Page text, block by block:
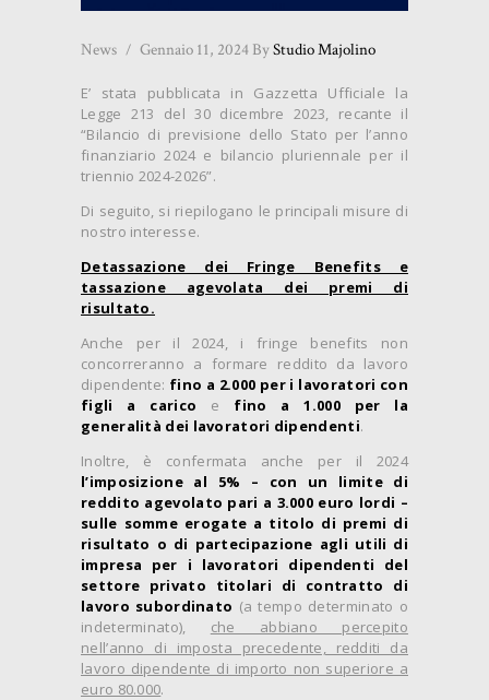
News Gennaio 11, 2024 ByStudio Majolino
E’ stata pubblicata in Gazzetta Ufficiale la
Legge 213 del 30 dicembre 2023, recante il
“Bilancio di previsione dello Stato per l’anno
finanziario 2024 e bilancio pluriennale per il
triennio 2024-2026”.
Di seguito, si riepilogano le principali misure di
nostro interesse.
Detassazione dei Fringe Benefits e
tassazione agevolata dei premi di
risultato.
Anche per il 2024, i fringe benefits non
concorreranno a formare reddito da lavoro
dipendente: fino a 2.000 per i lavoratori con
figli a carico e fino a 1.000 per la
generalità dei lavoratori dipendenti.
Inoltre, è confermata anche per il 2024
l’imposizione al 5%
– con un limite di
reddito agevolato pari a 3.000 euro lordi –
sulle somme erogate a titolo di premi di
risultato o di partecipazione agli utili di
impresa per i lavoratori dipendenti del
settore privato titolari di contratto di
lavoro subordinato (a tempo determinato o
indeterminato), che abbiano percepito
nell’anno di imposta precedente, redditi da
lavoro dipendente di importo non superiore a
euro 80.000.